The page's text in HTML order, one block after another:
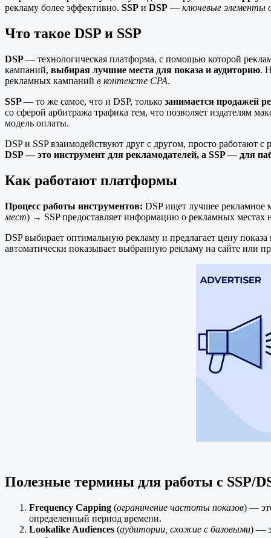
рекламу более эффективно. SSP и DSP — ключевые элементы
Что такое DSP и SSP
DSP— технологическая платформа, с помощью которой
кампаний, выбирая лучшие места для показа и аудиторию.
рекламных кампаний в контексте CPA.
SSP— то же самое, что и DSP, только занимается продажей
со сферой арбитража трафика тем, что позволяет издателям
модель оплаты.
DSP и SSP взаимодействуют друг с другом, просто работают с
DSP — это инструмент для рекламодателей, а SSP — для
Как работают платформы
Процесс работы инструментов: DSP ищет лучшее рекламное
мест) → SSP предоставляет информацию о рекламных местах
DSP выбирает оптимальную рекламу и предлагает цену
автоматически показывает выбранную рекламу на сайте или
Полезные термины для работы с SSP/
Frequency Capping (ограничение частоты показов) —
определенный период времени.
Lookalike Audiences (аудитории, схожие с базовыми) —